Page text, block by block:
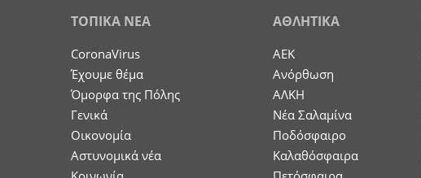
ΤΟΠΙΚΑ ΝΕΑ
CoronaVirus
Έχουμε θέμα
Όμορφα της Πόλης
Γενικά
Οικονομία
Aστυνομικά νέα
ΑΘΛΗΤΙΚΑ
ΑΕΚ
Ανόρθωση
ΑΛΚΗ
Νέα Σαλαμίνα
Ποδόσφαιρο
Καλαθόσφαιρα